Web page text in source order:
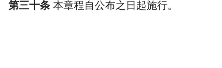
第三十条 本章程自公布之日起施行。